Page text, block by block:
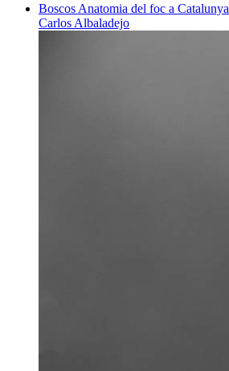
Boscos Anatomia del foc a Catalunya
Carlos Albaladejo